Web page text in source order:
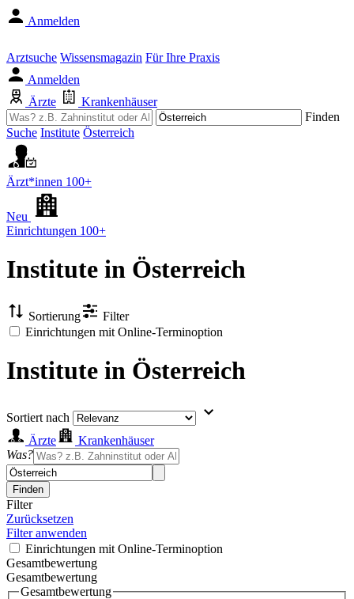
Anmelden
Arztsuche Wissensmagazin Für Ihre Praxis
Anmelden
Ärzte
Krankenhäuser
Finden
Suche Institute Österreich
Ärzt*innen 100+
Neu
Einrichtungen 100+
Institute in Österreich
Sortierung
Filter
Einrichtungen mit Online-Terminoption
Institute in Österreich
Sortiert nach
Ärzte
Krankenhäuser
Was?
Finden
Filter
Zurücksetzen
Filter anwenden
Einrichtungen mit Online-Terminoption
Gesamtbewertung
Gesamtbewertung
Gesamtbewertung